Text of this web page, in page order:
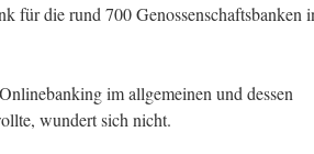
für die rund 700 Genossenschaftsbanken
im allgemeinen und dessen
wundert sich nicht.